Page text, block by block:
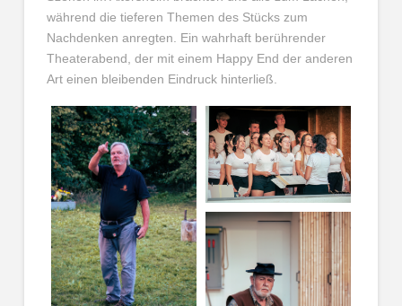
während die tieferen Themen des Stücks zum
Nachdenken anregten. Ein wahrhaft berührender
Theaterabend, der mit einem Happy End der anderen
Art einen bleibenden Eindruck hinterließ.